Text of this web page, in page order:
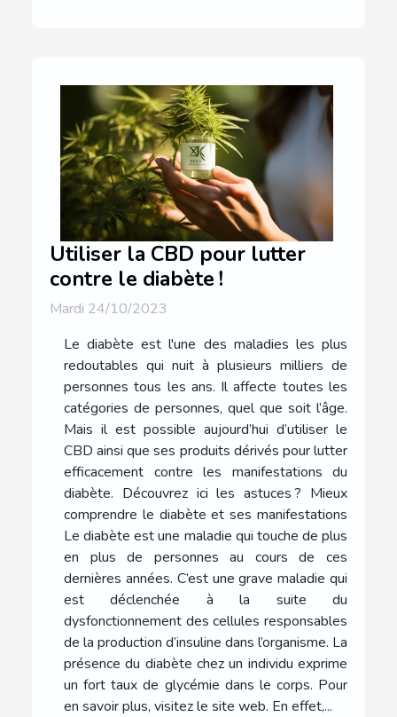
Utiliser la CBD pour lutter
contre le diabète !
Mardi 24/10/2023
Le diabète est l'une des maladies les plus
redoutables qui nuit à plusieurs milliers de
personnes tous les ans. Il affecte toutes les
catégories de personnes, quel que soit l’âge.
Mais il est possible aujourd’hui d’utiliser le
CBD ainsi que ses produits dérivés pour lutter
efficacement contre les manifestations du
diabète. Découvrez ici les astuces ? Mieux
comprendre le diabète et ses manifestations
Le diabète est une maladie qui touche de plus
en plus de personnes au cours de ces
dernières années. C’est une grave maladie qui
est déclenchée à la suite du
dysfonctionnement des cellules responsables
de la production d’insuline dans l’organisme. La
présence du diabète chez un individu exprime
un fort taux de glycémie dans le corps. Pour
en savoir plus, visitez le site web. En effet,...